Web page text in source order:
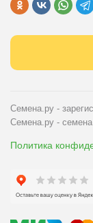
Семена.ру -
Семена.ру -
Политика